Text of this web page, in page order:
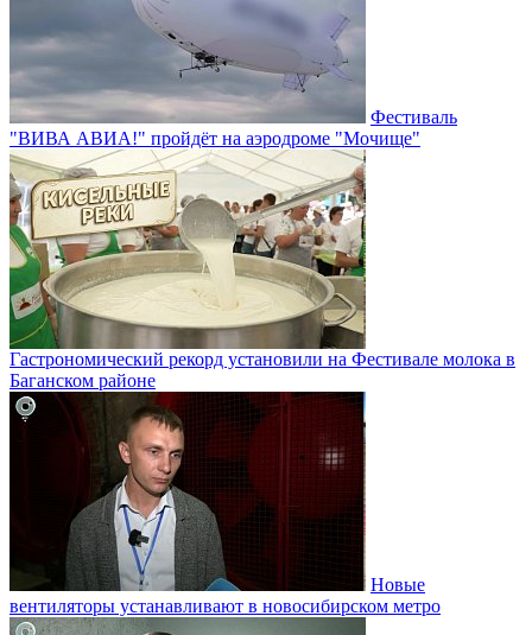
Фестиваль
"ВИВА АВИА!" пройдёт на аэродроме "Мочище"
Гастрономический рекорд установили на Фестивале молока в
Баганском районе
Новые
вентиляторы устанавливают в новосибирском метро